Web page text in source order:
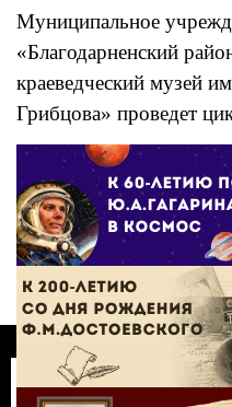
Муниципальное
«Благодарненский
краеведческий музей
Грибцова» проведет